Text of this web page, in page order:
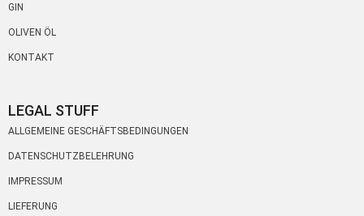
GIN
OLIVEN ÖL
KONTAKT
LEGAL STUFF
ALLGEMEINE GESCHÄFTSBEDINGUNGEN
DATENSCHUTZBELEHRUNG
IMPRESSUM
LIEFERUNG